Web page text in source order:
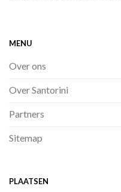
MENU
Over ons
Over Santorini
Partners
Sitemap
PLAATSEN